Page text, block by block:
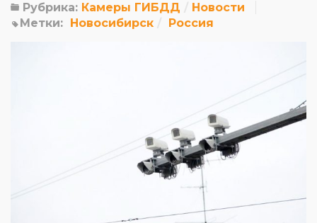
Рубрика: Камеры ГИБДД
Новости
Метки: Новосибирск Россия